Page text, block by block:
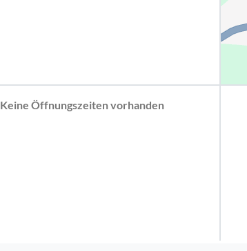
Keine Öffnungszeiten vorhanden